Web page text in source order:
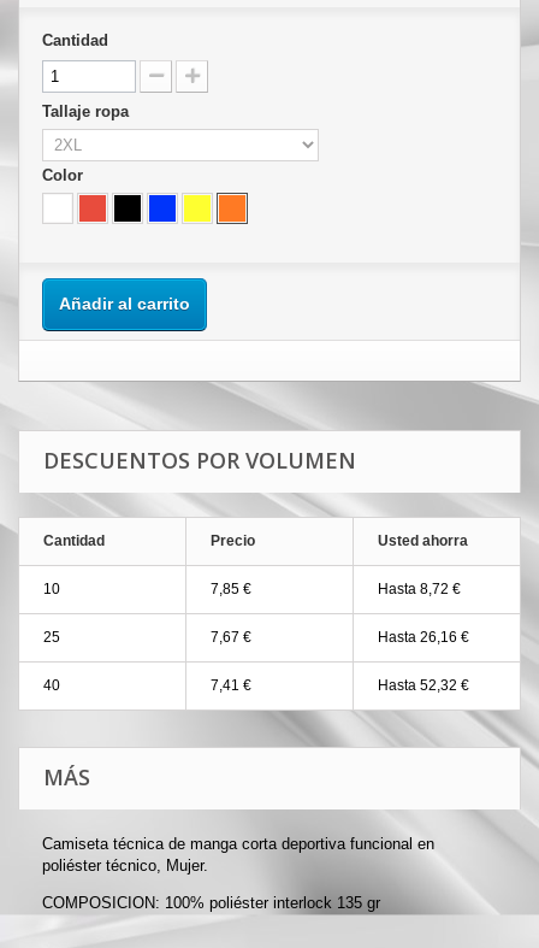
Cantidad
Tallaje ropa
Color
Añadir al carrito
DESCUENTOS POR VOLUMEN
Cantidad Precio Usted ahorra
10 7,85 € Hasta 8,72 €
25 7,67 € Hasta 26,16 €
40 7,41 € Hasta 52,32 €
MÁS
Camiseta técnica de manga corta deportiva funcional en
poliéster técnico, Mujer.
COMPOSICION: 100% poliéster interlock 135 gr